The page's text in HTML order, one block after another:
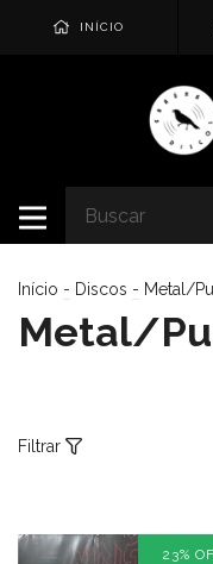
INÍCIO
Início - Discos - Metal/
Metal/
Filtrar
23%